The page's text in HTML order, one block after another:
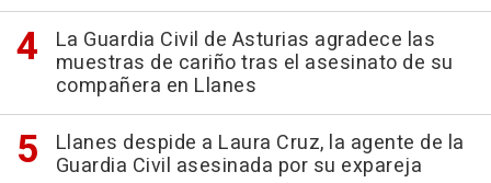
La Guardia Civil de Asturias agradece las
muestras de cariño tras el asesinato de su
compañera en Llanes
Llanes despide a Laura Cruz, la agente de la
Guardia Civil asesinada por su expareja